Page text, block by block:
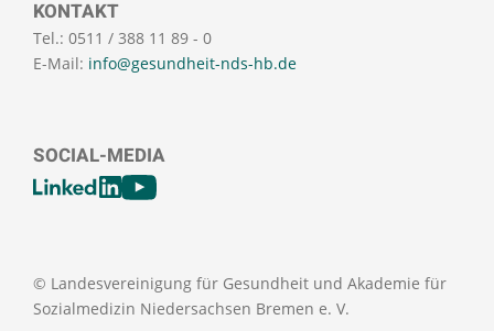
KONTAKT
Tel.: 0511 / 388 11 89 - 0
E-Mail: info@gesundheit-nds-hb.de
SOCIAL-MEDIA
[SOCIALLINKSTITLE]
© Landesvereinigung für Gesundheit und Akademie für
Sozialmedizin Niedersachsen Bremen e. V.